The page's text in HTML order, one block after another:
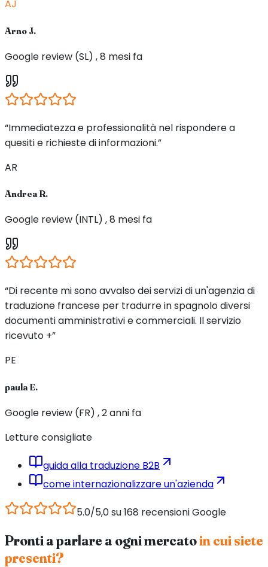
AJ
Arno J.
Google review (SL) , 8 mesi fa
“Immediatezza e professionalità nel rispondere a
quesiti e richieste di informazioni.”
AR
Andrea R.
Google review (INTL) , 8 mesi fa
“Di recente mi sono avvalso dei servizi di un'agenzia di
traduzione francese per tradurre in spagnolo diversi
documenti amministrativi e commerciali. Il servizio
ricevuto +”
PE
paula E.
Google review (FR) , 2 anni fa
Letture consigliate
guida alla traduzione B2B
come internazionalizzare un'azienda
5.0/5,0 su 168 recensioni Google
Pronti a parlare a ogni mercatoin cui siete
presenti?